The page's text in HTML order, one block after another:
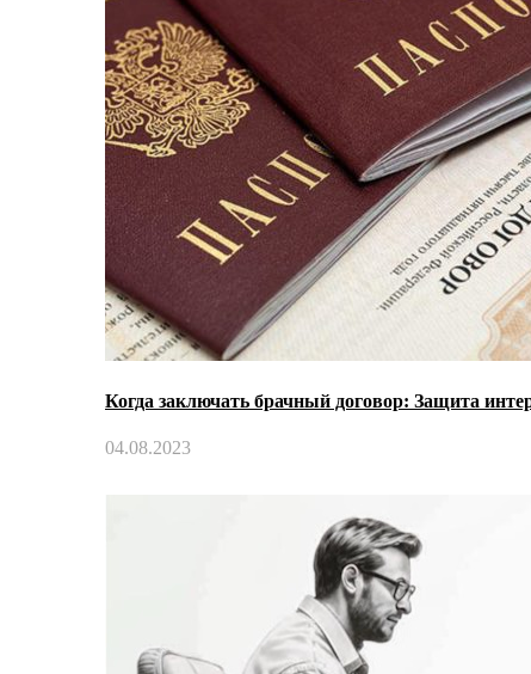
Когда заключать брачный договор: Защита
04.08.2023